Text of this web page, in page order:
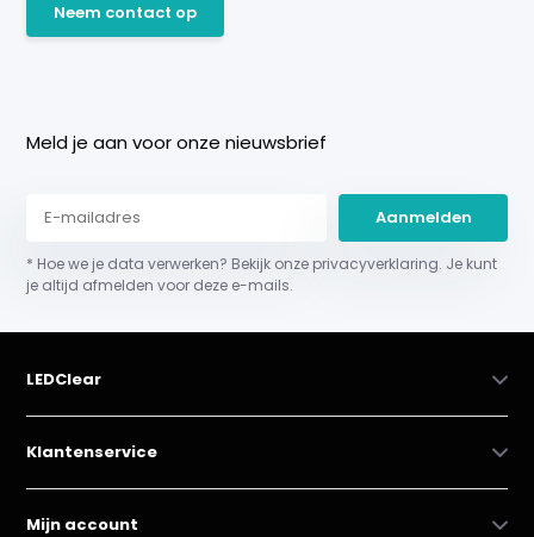
Neem contact op
Meld je aan voor onze nieuwsbrief
Aanmelden
* Hoe we je data verwerken? Bekijk onze privacyverklaring. Je kunt
je altijd afmelden voor deze e-mails.
LEDClear
Klantenservice
Mijn account